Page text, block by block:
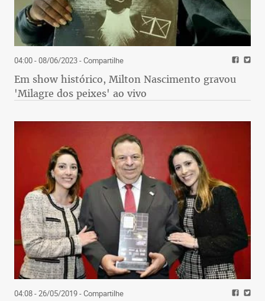
04:00 - 08/06/2023- Compartilhe
Em show histórico, Milton Nascimento gravou
'Milagre dos peixes' ao vivo
04:08 - 26/05/2019- Compartilhe